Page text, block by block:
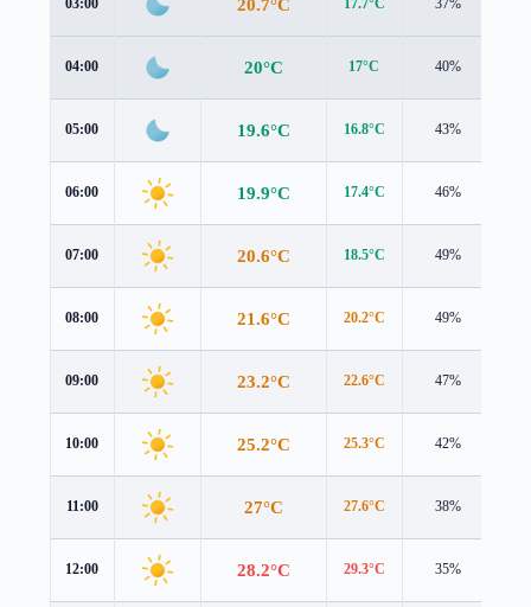
04:00 20°C 17°C 40%
05:00 19.6°C 16.8°C 43%
06:00 19.9°C 17.4°C 46%
07:00 20.6°C 18.5°C 49%
08:00 21.6°C 20.2°C 49%
09:00 23.2°C 22.6°C 47%
10:00 25.2°C 25.3°C 42%
11:00 27°C 27.6°C 38%
12:00 28.2°C 29.3°C 35%